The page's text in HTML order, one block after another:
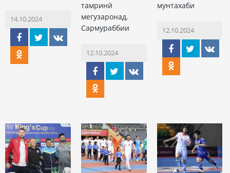
14.10.2024
тамринӣ
мегузаронад.
Сармураббии
12.10.2024
мунтахаби
12.10.2024